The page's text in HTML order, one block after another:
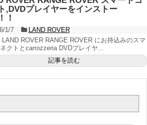
,DVDプレイヤーをインストー
！
1/7
LAND ROVER
LAND ROVER RANGE ROVER にお持込みのスマ
クトとcarrozzeria DVDプレイヤ...
記事を読む